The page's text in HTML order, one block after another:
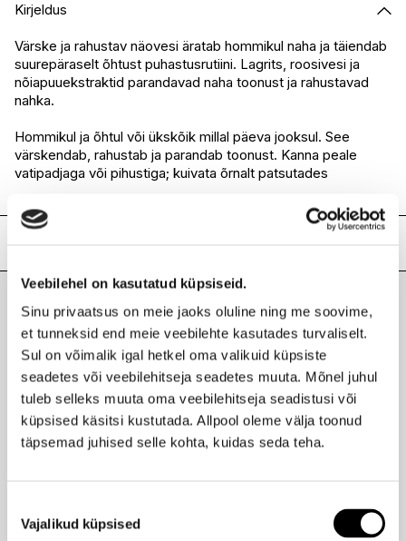
Veebilehel on kasutatud küpsiseid.
Sinu privaatsus on meie jaoks oluline ning me soovime,
et tunneksid end meie veebilehte kasutades turvaliselt.
Sul on võimalik igal hetkel oma valikuid küpsiste
seadetes või veebilehitseja seadetes muuta. Mõnel juhul
tuleb selleks muuta oma veebilehitseja seadistusi või
küpsised käsitsi kustutada. Allpool oleme välja toonud
täpsemad juhised selle kohta, kuidas seda teha.
valik
Vajalikud küpsised
I.L.U. Kristiine
I.L.U. Ülemiste
Saadaval
I.L.U. Rocca
Saadaval
I.L.U. Lõunakeskus
Ei ole saadaval
Kirjeldus
Värske ja rahustav näovesi äratab hommikul naha ja täiendab
suurepäraselt õhtust puhastusrutiini. Lagrits, roosivesi ja
nõiapuuekstraktid parandavad naha toonust ja rahustavad
nahka.
Hommikul ja õhtul või ükskõik millal päeva jooksul. See
värskendab, rahustab ja parandab toonust. Kanna peale
vatipadjaga või pihustiga; kuivata õrnalt patsutades
Kaubamärk
EISENBERG
Laokood
H0183002
Ribakood
3259551504001
Viimati vaadatud tooted
EISENBERG
Toning Lotion värskendav näovesi 150ml